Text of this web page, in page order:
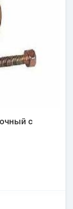
с